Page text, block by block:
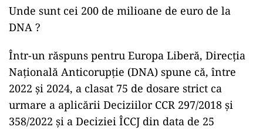
Unde sunt cei 200 de milioane de euro de la
DNA ?
Într-un răspuns pentru Europa Liberă, Direcția
Națională Anticorupție (DNA) spune că, între
2022 și 2024, a clasat 75 de dosare strict ca
urmare a aplicării Deciziilor CCR 297/2018 și
358/2022 și a Deciziei ÎCCJ din data de 25